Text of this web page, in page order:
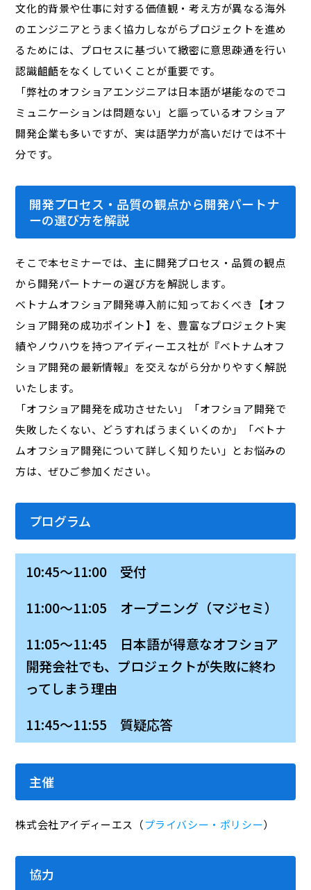
文化的背景や仕事に対する価値観・考え方が異なる海外
のエンジニアとうまく協力しながらプロジェクトを進め
るためには、プロセスに基づいて緻密に意思疎通を行い
認識齟齬をなくしていくことが重要です。
「弊社のオフショアエンジニアは日本語が堪能なのでコ
ミュニケーションは問題ない」と謳っているオフショア
開発企業も多いですが、実は語学力が高いだけでは不十
分です。
開発プロセス・品質の観点から開発パートナ
ーの選び方を解説
そこで本セミナーでは、主に開発プロセス・品質の観点
から開発パートナーの選び方を解説します。
ベトナムオフショア開発導入前に知っておくべき【オフ
ショア開発の成功ポイント】を、豊富なプロジェクト実
績やノウハウを持つアイディーエス社が『ベトナムオフ
ショア開発の最新情報』を交えながら分かりやすく解説
いたします。
「オフショア開発を成功させたい」「オフショア開発で
失敗したくない、どうすればうまくいくのか」「ベトナ
ムオフショア開発について詳しく知りたい」とお悩みの
方は、ぜひご参加ください。
プログラム
10:45～11:00 受付
11:00～11:05 オープニング（マジセミ）
11:05～11:45 日本語が得意なオフショア
開発会社でも、プロジェクトが失敗に終わ
ってしまう理由
11:45～11:55 質疑応答
主催
株式会社アイディーエス（プライバシー・ポリシー）
協力